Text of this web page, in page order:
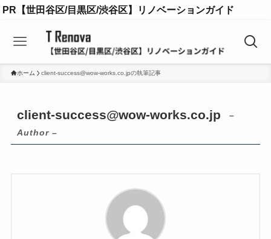
PR【世田谷区/目黒区/渋谷区】リノベーションガイド
ホーム client-success@wow-works.co.jpの執筆記事
client-success@wow-works.co.jp
–
Author –